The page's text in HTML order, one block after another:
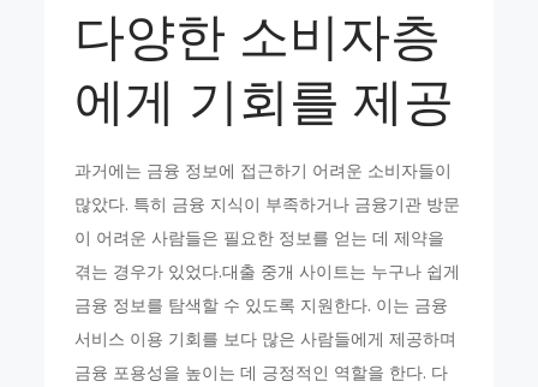
다양한 소비자층
에게 기회를 제공
과거에는 금융 정보에 접근하기 어려운 소비자들이
많았다. 특히 금융 지식이 부족하거나 금융기관 방문
이 어려운 사람들은 필요한 정보를 얻는 데 제약을
겪는 경우가 있었다.대출 중개 사이트는 누구나 쉽게
금융 정보를 탐색할 수 있도록 지원한다. 이는 금융
서비스 이용 기회를 보다 많은 사람들에게 제공하며
금융 포용성을 높이는 데 긍정적인 역할을 한다. 다